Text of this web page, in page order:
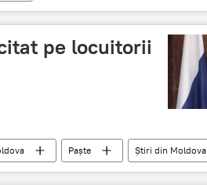
pe locuitorii
Paște Știri din Moldova